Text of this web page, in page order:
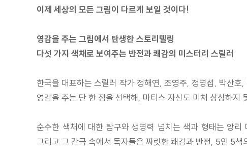
이제 세상의 모든 그림이 다르게 보일 것이다!
영감을 주는 그림에서 탄생한 스토리텔링
다섯 가지 색채로 보여주는 반전과 쾌감의 미스터리 스릴러
한국을 대표하는 스릴러 작가 정해연, 조영주, 정명섭, 박산
영감을 주는 단 한 점을 선택해, 마티스 자신도 미처 상상하지
순수한 색채에 대한 탐구와 생명력 넘치는 색과 형태는 앙
그리고 그 간극 속에서 독자들은 짜릿한 쾌감과 반전, 5인 5색